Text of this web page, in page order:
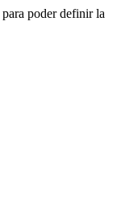
para poder definir la